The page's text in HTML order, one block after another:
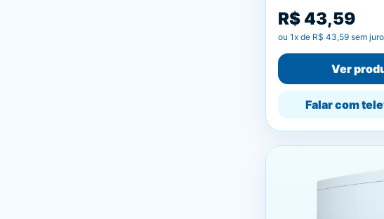
R$ 43,59
ou 1x de R$ 43,59 sem
Ver
Falar com